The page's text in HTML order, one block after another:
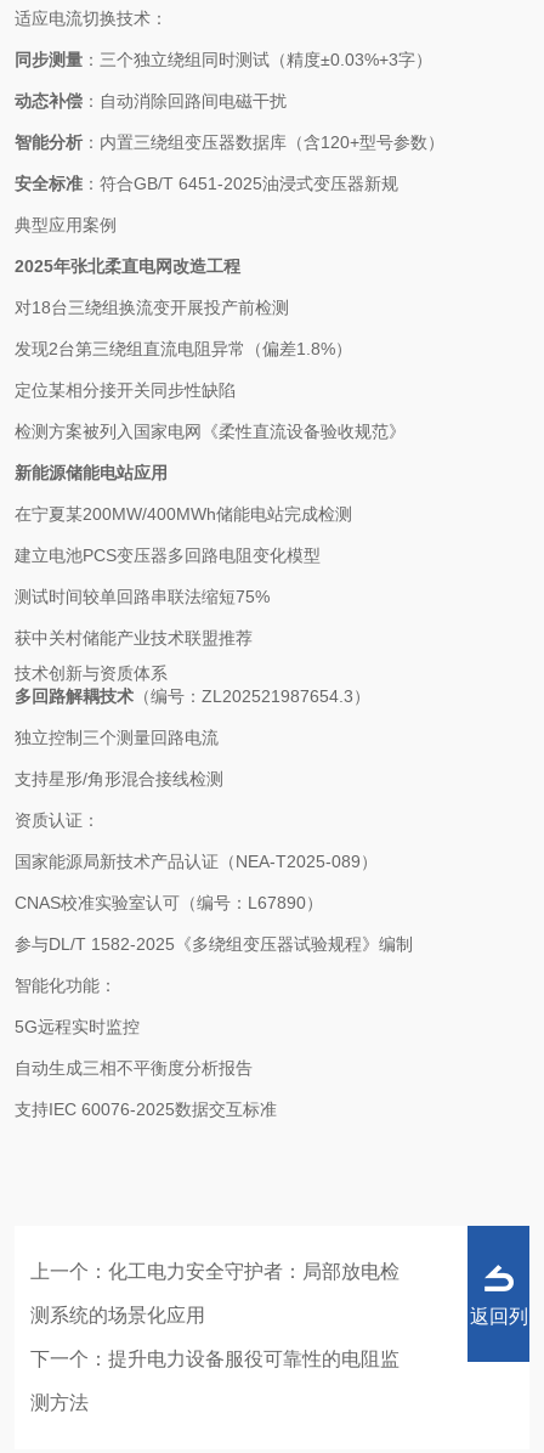
适应电流切换技术：
同步测量 ：三个独立绕组同时测试（精度±0.03%+3字）
动态补偿 ：自动消除回路间电磁干扰
智能分析 ：内置三绕组变压器数据库（含120+型号参数）
安全标准 ：符合GB/T 6451-2025油浸式变压器新规
典型应用案例
2025年张北柔直电网改造工程
对18台三绕组换流变开展投产前检测
发现2台第三绕组直流电阻异常（偏差1.8%）
定位某相分接开关同步性缺陷
检测方案被列入国家电网《柔性直流设备验收规范》
新能源储能电站应用
在宁夏某200MW/400MWh储能电站完成检测
建立电池PCS变压器多回路电阻变化模型
测试时间较单回路串联法缩短75%
获中关村储能产业技术联盟推荐
技术创新与资质体系
多回路解耦技术 （编号：ZL202521987654.3）
独立控制三个测量回路电流
支持星形/角形混合接线检测
资质认证：
国家能源局新技术产品认证（NEA-T2025-089）
CNAS校准实验室认可（编号：L67890）
参与DL/T 1582-2025《多绕组变压器试验规程》编制
智能化功能：
5G远程实时监控
自动生成三相不平衡度分析报告
支持IEC 60076-2025数据交互标准
上一个： 化工电力安全守护者：局部放电检
测系统的场景化应用
下一个： 提升电力设备服役可靠性的电阻监
测方法
返回列